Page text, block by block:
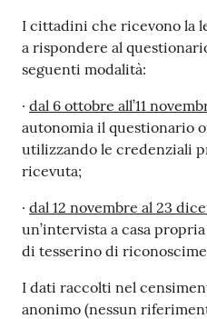
I cittadini che ricevono la
a rispondere al
seguenti modalità:
· dal 6 ottobre all’11
autonomia il questionario
utilizzando le credenziali
ricevuta;
· dal 12 novembre al 23
un’intervista a casa
di tesserino di
I dati raccolti nel
anonimo (nessun